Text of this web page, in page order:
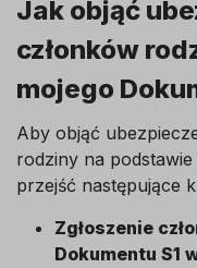
Jak objąć
członków
mojego
Aby objąć
rodziny na podstawie
przejść następujące
Zgłoszenie
Dokumentu S1